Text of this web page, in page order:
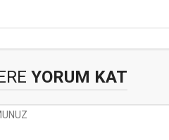
YORUM KAT